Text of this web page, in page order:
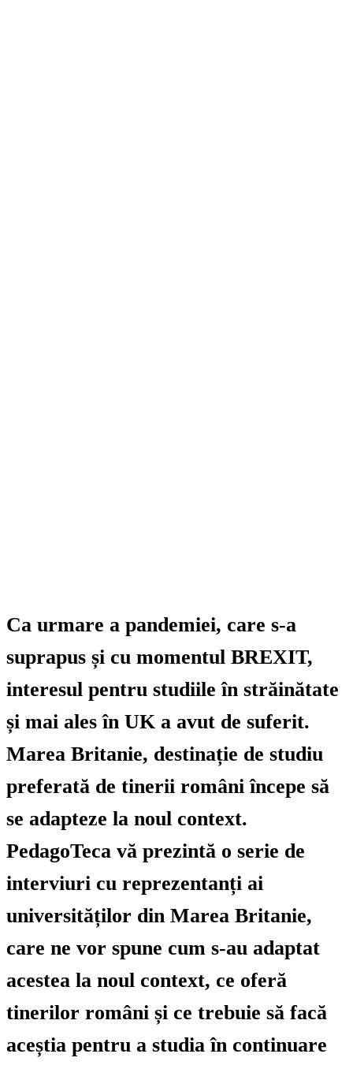
Ca urmare a pandemiei, care s-a
suprapus și cu momentul BREXIT,
interesul pentru studiile în străinătate
și mai ales în UK a avut de suferit.
Marea Britanie, destinație de studiu
preferată de tinerii români începe să
se adapteze la noul context.
PedagoTeca vă prezintă o serie de
interviuri cu reprezentanți ai
universităților din Marea Britanie,
care ne vor spune cum s-au adaptat
acestea la noul context, ce oferă
tinerilor români și ce trebuie să facă
aceștia pentru a studia în continuare